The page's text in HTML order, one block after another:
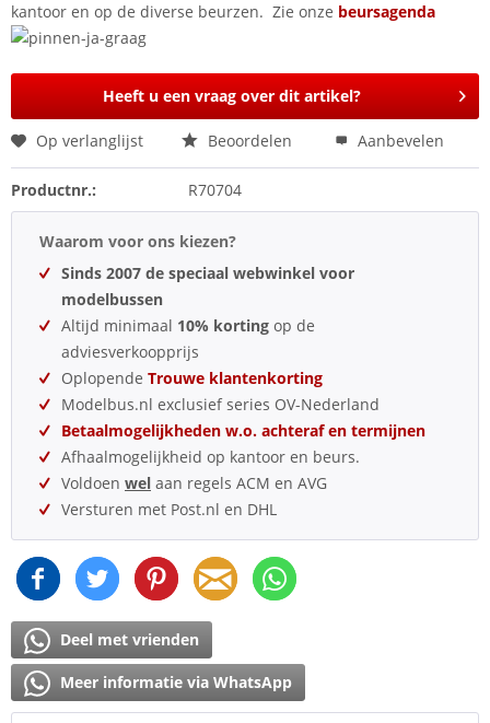
kantoor en op de diverse beurzen. Zie onze beursagenda
Heeft u een vraag over dit artikel?
Op verlanglijst Beoordelen Aanbevelen
Productnr.: R70704
Waarom voor ons kiezen?
Sinds 2007 de speciaal webwinkel voor
modelbussen
Altijd minimaal 10% korting op de
adviesverkoopprijs
Oplopende Trouwe klantenkorting
Modelbus.nl exclusief series OV-Nederland
Betaalmogelijkheden w.o. achteraf en termijnen
Afhaalmogelijkheid op kantoor en beurs.
Voldoen wel aan regels ACM en AVG
Versturen met Post.nl en DHL
Deel met vrienden
Meer informatie via WhatsApp